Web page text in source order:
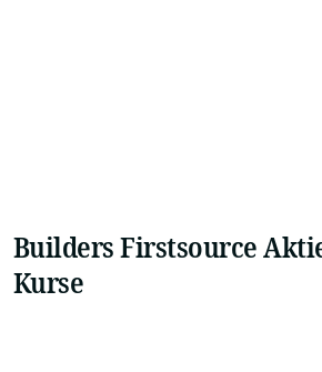
Builders Firstsource
Kurse